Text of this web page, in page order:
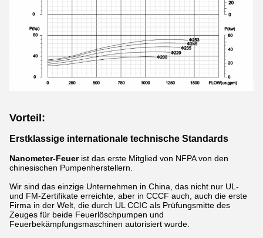
Vorteil:
Erstklassige internationale technische Standards
Nanometer-Feuerist das erste Mitglied von NFPA von den
chinesischen Pumpenherstellern.
Wir sind das einzige Unternehmen in China, das nicht nur UL-
und FM-Zertifikate erreichte, aber in CCCF auch, auch die erste
Firma in der Welt, die durch UL CCIC als Prüfungsmitte des
Zeuges für beide Feuerlöschpumpen und
Feuerbekämpfungsmaschinen autorisiert wurde.